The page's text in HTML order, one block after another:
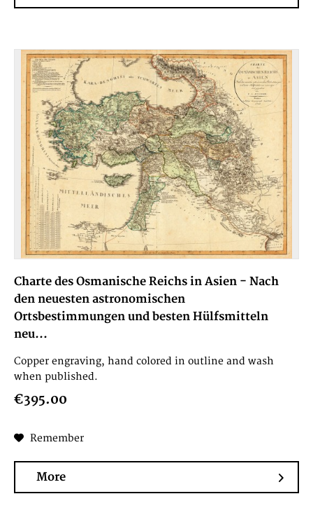
Charte des Osmanische Reichs in Asien - Nach
den neuesten astronomischen
Ortsbestimmungen und besten Hülfsmitteln
neu...
Copper engraving, hand colored in outline and wash
when published.
€395.00
Remember
More